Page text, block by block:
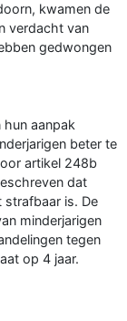
kwamen de
verdacht van
gedwongen
aanpak
beter te
artikel 248b
dat
is. De
minderjarigen
tegen
op 4 jaar.